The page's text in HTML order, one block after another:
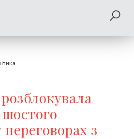
переговорах з